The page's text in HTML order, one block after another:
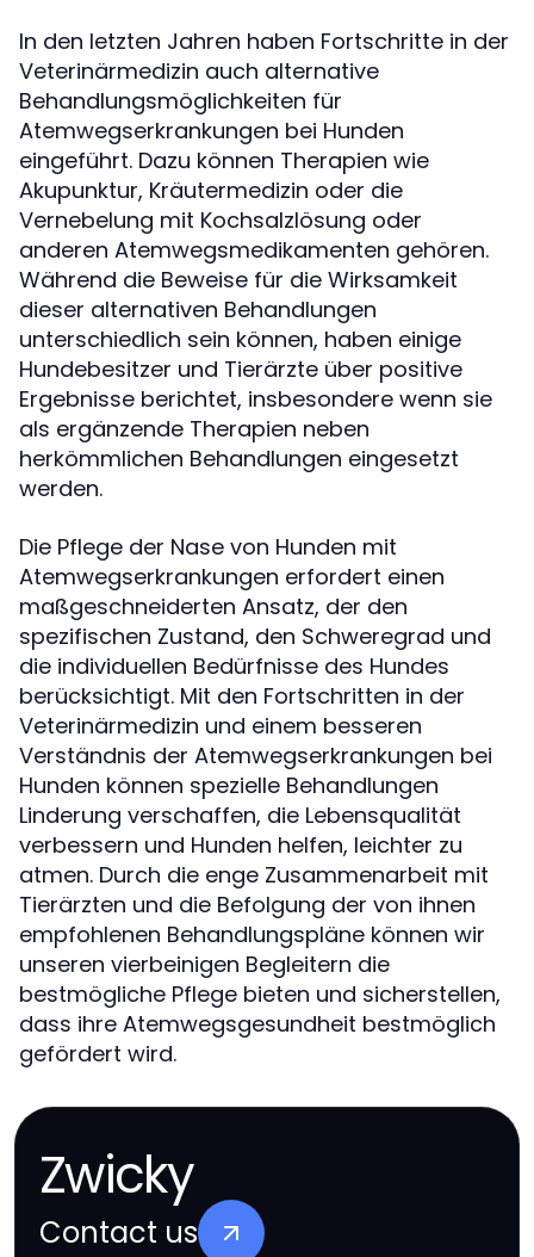
In den letzten Jahren haben Fortschritte in der
Veterinärmedizin auch alternative
Behandlungsmöglichkeiten für
Atemwegserkrankungen bei Hunden
eingeführt. Dazu können Therapien wie
Akupunktur, Kräutermedizin oder die
Vernebelung mit Kochsalzlösung oder
anderen Atemwegsmedikamenten gehören.
Während die Beweise für die Wirksamkeit
dieser alternativen Behandlungen
unterschiedlich sein können, haben einige
Hundebesitzer und Tierärzte über positive
Ergebnisse berichtet, insbesondere wenn sie
als ergänzende Therapien neben
herkömmlichen Behandlungen eingesetzt
werden.
Die Pflege der Nase von Hunden mit
Atemwegserkrankungen erfordert einen
maßgeschneiderten Ansatz, der den
spezifischen Zustand, den Schweregrad und
die individuellen Bedürfnisse des Hundes
berücksichtigt. Mit den Fortschritten in der
Veterinärmedizin und einem besseren
Verständnis der Atemwegserkrankungen bei
Hunden können spezielle Behandlungen
Linderung verschaffen, die Lebensqualität
verbessern und Hunden helfen, leichter zu
atmen. Durch die enge Zusammenarbeit mit
Tierärzten und die Befolgung der von ihnen
empfohlenen Behandlungspläne können wir
unseren vierbeinigen Begleitern die
bestmögliche Pflege bieten und sicherstellen,
dass ihre Atemwegsgesundheit bestmöglich
gefördert wird.
Zwicky
Contact us